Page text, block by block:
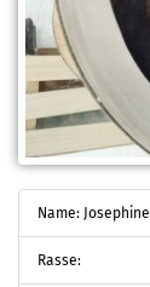
Name: Josephine
Rasse: